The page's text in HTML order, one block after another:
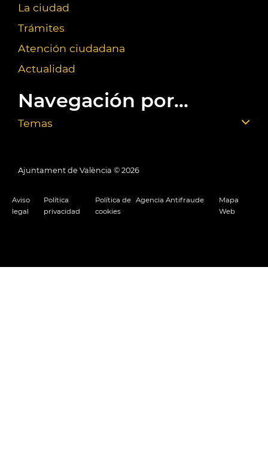
La ciudad
Trámites
Atención ciudadana
Actualidad
Navegación por...
Temas
Ajuntament de València © 2026
Aviso
legal
Política
privacidad
Política de
cookies
Agencia Antifraude
Mapa
Web